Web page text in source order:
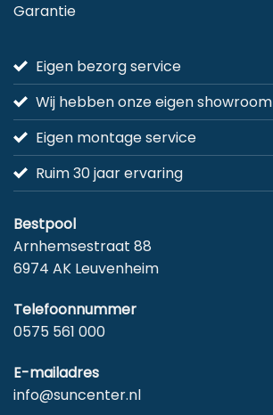
Garantie
Eigen bezorg service
Wij hebben onze eigen showroom
Eigen montage service
Ruim 30 jaar ervaring
Bestpool
Arnhemsestraat 88
6974 AK Leuvenheim
Telefoonnummer
0575 561 000
E-mailadres
info@suncenter.nl